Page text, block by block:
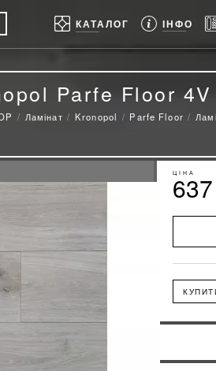
КАТАЛОГ ІНФО
Parfe Floor
Ламінат Kronopol Parfe Floor
ЦІНА
637